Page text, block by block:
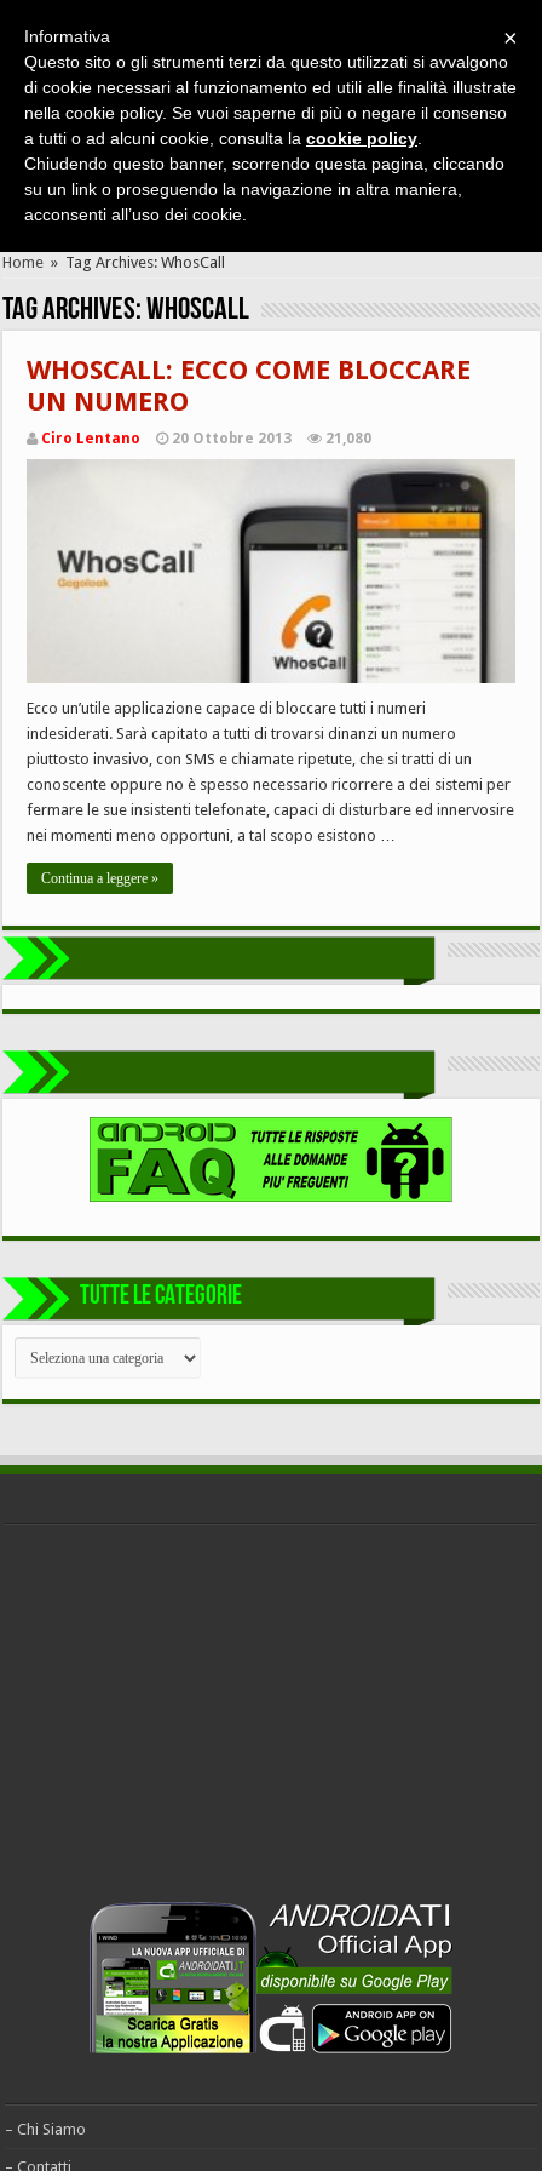
Cerca velocemente news, recensioni, guide, app, giochi ...
Home » Tag Archives: WhosCall
Tag Archives:WhosCall
WHOSCALL: ECCO COME BLOCCARE
UN NUMERO
Ciro Lentano 20 Ottobre 2013 21,080
Ecco un’utile applicazione capace di bloccare tutti i numeri
indesiderati. Sarà capitato a tutti di trovarsi dinanzi un numero
piuttosto invasivo, con SMS e chiamate ripetute, che si tratti di un
conoscente oppure no è spesso necessario ricorrere a dei sistemi per
fermare le sue insistenti telefonate, capaci di disturbare ed innervosire
nei momenti meno opportuni, a tal scopo esistono …
Continua a leggere »
TUTTE LE CATEGORIE
TUTTE
CATEGORIE
– Chi Siamo
– Contatti
×
Informativa
Questo sito o gli strumenti terzi da questo utilizzati si avvalgono
di cookie necessari al funzionamento ed utili alle finalità illustrate
nella cookie policy. Se vuoi saperne di più o negare il consenso
a tutti o ad alcuni cookie, consulta la cookie policy
Chiudendo questo banner, scorrendo questa pagina, cliccando
su un link o proseguendo la navigazione in altra maniera,
acconsenti all’uso dei cookie.